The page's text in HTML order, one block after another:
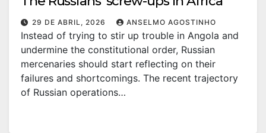
29 DE ABRIL, 2026 ANSELMO AGOSTINHO
Instead of trying to stir up trouble in Angola and
undermine the constitutional order, Russian
mercenaries should start reflecting on their
failures and shortcomings. The recent trajectory
of Russian operations…